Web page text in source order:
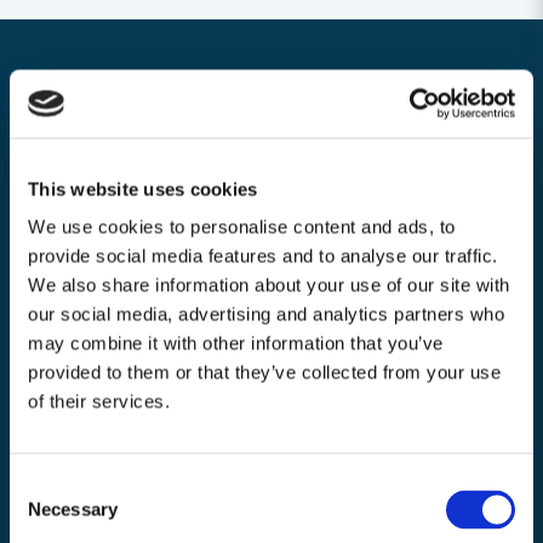
This website uses cookies
We use cookies to personalise content and ads, to
provide social media features and to analyse our traffic.
We also share information about your use of our site with
our social media, advertising and analytics partners who
may combine it with other information that you’ve
provided to them or that they’ve collected from your use
of their services.
Selection
Necessary
email
Mejladress
Skicka